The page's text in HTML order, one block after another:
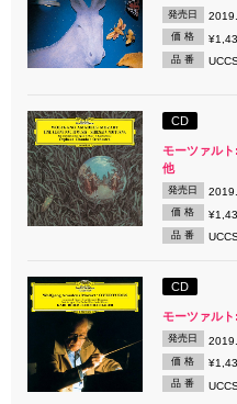
発売日
価 格
品 番
CD
モーツァル
他
発売日
価 格
品 番
CD
モーツァル
発売日
価 格
品 番